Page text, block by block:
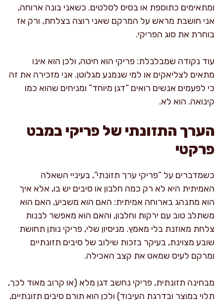
ומתאימים כתוספת או בסיס לסלטים. כשאני בונה ארוחה,
אני חושבת מראש על המרקם שאני רוצה בצלחת, ורק אז
בוחרת את סוג הפריקי.
עוד נקודה שמבלבלת: פריקי הוא חיטה, ולכן הוא אינו
מתאים לצליאקים או למי שנמנע מגלוטן. אני מזכירה את זה
כי לפעמים אנשים רואים “דגן מיוחד” ומניחים שהוא כמו
קינואה. הוא לא.
הערך התזונתי של פריקי במבט
פרקטי
כשמדברים על “פריקי ערך תזונתי”, בעיניי השאלה
האמיתית היא לא רק כמה חלבון או סיבים יש בו, אלא איך
הוא מתנהג בארוחה אמיתית: האם הוא משביע, האם הוא
משתלב טוב עם ירקות וחלבון, והאם הוא מאפשר לבנות
צלחת מאוזנת בלי מאמץ. מניסיון שלי, פריקי נותן תחושת
שובע מצוינת, בעיקר בזכות שילוב של סיבים תזונתיים
ומרקם לעיס שמאט את קצב האכילה.
מבחינה תזונתית, פריקי נחשב דגן מלא (או קרוב מאוד לכך,
תלוי במוצר ובדרגת העיבוד) ולכן הוא תורם סיבים תזונתיים,